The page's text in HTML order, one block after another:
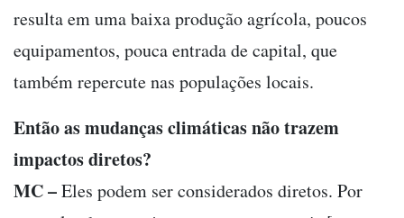
resulta em uma baixa produção agrícola, poucos
equipamentos, pouca entrada de capital, que
também repercute nas populações locais.
Então as mudanças climáticas não trazem
impactos diretos?
MC –Eles podem ser considerados diretos. Por